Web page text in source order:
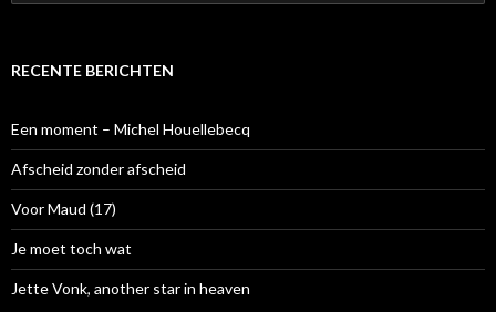
o
e
a
a
r
:
RECENTE BERICHTEN
Een moment – Michel Houellebecq
Afscheid zonder afscheid
Voor Maud (17)
Je moet toch wat
Jette Vonk, another star in heaven